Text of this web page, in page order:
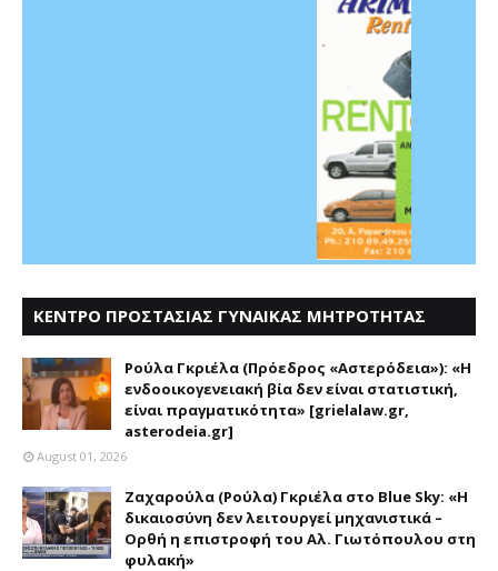
ΚΕΝΤΡΟ ΠΡΟΣΤΑΣΙΑΣ ΓΥΝΑΙΚΑΣ ΜΗΤΡΟΤΗΤΑΣ
Ρούλα Γκριέλα (Πρόεδρος «Αστερόδεια»): «Η
ενδοοικογενειακή βία δεν είναι στατιστική,
είναι πραγματικότητα» [grielalaw.gr,
asterodeia.gr]
August 01, 2026
Ζαχαρούλα (Ρούλα) Γκριέλα στο Blue Sky: «Η
δικαιοσύνη δεν λειτουργεί μηχανιστικά –
Ορθή η επιστροφή του Αλ. Γιωτόπουλου στη
φυλακή»